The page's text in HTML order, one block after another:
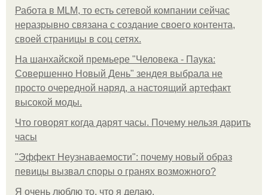
Работа в MLM, то есть сетевой компании сейчас
неразрывно связана с создание своего контента,
своей страницы в соц сетях.
На шанхайской премьере "Человека - Паука:
Совершенно Новый День" зендея выбрала не
просто очередной наряд, а настоящий артефакт
высокой моды.
Что говорят когда дарят часы. Почему нельзя дарить
часы
"Эффект Неузнаваемости": почему новый образ
певицы вызвал споры о гранях возможного?
Я очень люблю то, что я делаю.